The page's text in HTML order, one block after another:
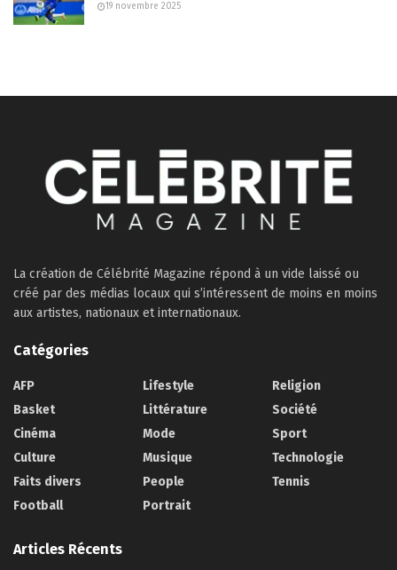
19 novembre 2025
La création de Célébrité Magazine répond à un vide laissé ou
créé par des médias locaux qui s’intéressent de moins en moins
aux artistes, nationaux et internationaux.
Catégories
AFP
Basket
Cinéma
Culture
Faits divers
Football
Lifestyle
Littérature
Mode
Musique
People
Portrait
Religion
Société
Sport
Technologie
Tennis
Articles Récents